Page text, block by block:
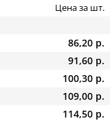
Цена за шт.
86,20 р.
91,60 р.
100,30 р.
109,00 р.
114,50 р.